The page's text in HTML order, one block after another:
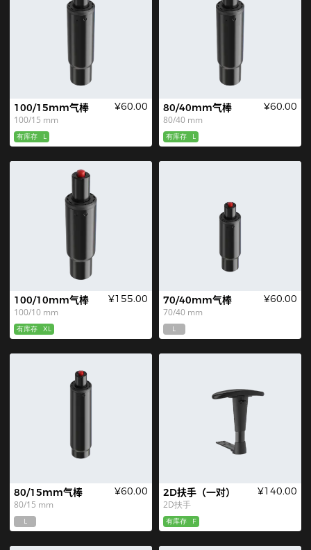
100/15mm气棒
100/15 mm
¥60.00
有库存 L
80/40mm气棒
80/40 mm
¥60.00
有库存 L
100/10mm气棒
100/10 mm
¥155.00
有库存 XL
70/40mm气棒
70/40 mm
¥60.00
L
80/15mm气棒
80/15 mm
¥60.00
L
2D扶手（一对）
2D扶手
¥140.00
有库存 F